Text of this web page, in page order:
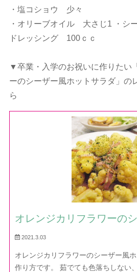
・塩コショウ 少々
・オリーブオイル 大さじ1 ・シ
ドレッシング 100ｃｃ
▼卒業・入学のお祝いに作りたい
ーのシーザー風ホットサラダ」の
ら
オレンジカリフラワーの
サラダ — レシピ・作り方
理びより
2021.3.03
オレンジカリフラワーのシーザー風
作り方です。 茹でても色落ちしない